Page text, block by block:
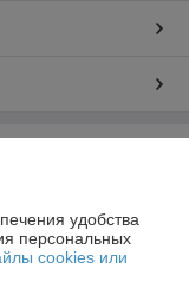
удобства
персональных
cookies или